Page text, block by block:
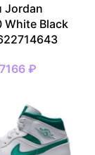
Jordan
White Black
₽